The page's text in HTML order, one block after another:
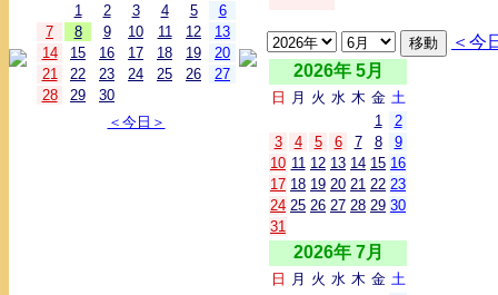
1
2 3 4 5
6
7
8 9 10 11 12
13
14
15 16 17 18 19
20
21
22 23 24 25 26
27
28
29
30
＜今日＞
＜今
2026年 5月
日 月 火 水 木 金 土
1
2
3
4 5 6 7 8
9
10 11 12 13 14 15 16
17 18 19 20 21 22 23
24 25 26 27 28 29 30
31
2026年 7月
日 月 火 水 木 金 土